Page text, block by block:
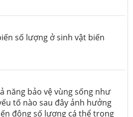
số lượng ở sinh vật biến
năng bảo vệ vùng sống như
tố nào sau đây ảnh hưởng
động số lượng cá thể trong